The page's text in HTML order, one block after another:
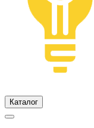
Каталог